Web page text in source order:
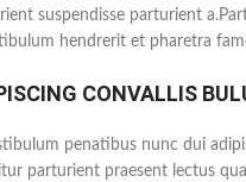
suspendisse parturient
hendrerit et pharetra
CONVALLIS
penatibus nunc dui
parturient praesent lectus